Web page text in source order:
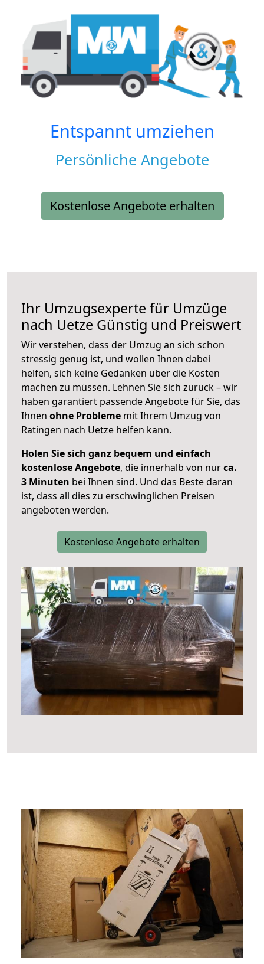
Entspannt umziehen
Persönliche Angebote
Kostenlose Angebote erhalten
Ihr Umzugsexperte für Umzüge
nach Uetze Günstig und Preiswert
Wir verstehen, dass der Umzug an sich schon
stressig genug ist, und wollen Ihnen dabei
helfen, sich keine Gedanken über die Kosten
machen zu müssen. Lehnen Sie sich zurück – wir
haben garantiert passende Angebote für Sie, das
Ihnen ohne Probleme mit Ihrem Umzug von
Ratingen nach Uetze helfen kann.
Holen Sie sich ganz bequem und einfach
kostenlose Angebote, die innerhalb von nurca.
3 Minuten bei Ihnen sind. Und das Beste daran
ist, dass all dies zu erschwinglichen Preisen
angeboten werden.
Kostenlose Angebote erhalten